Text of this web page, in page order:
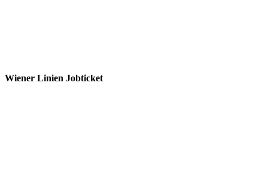
Wiener Linien Jobticket